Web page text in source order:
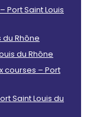
Port Saint Louis
du Rhône
du Rhône
courses – Port
Saint Louis du